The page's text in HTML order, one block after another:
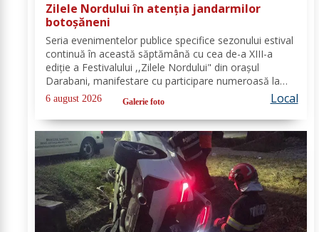
Zilele Nordului în atenția jandarmilor
botoșăneni
Seria evenimentelor publice specifice sezonului estival
continuă în această săptămână cu cea de-a XIII-a
ediție a Festivalului ,,Zilele Nordului" din orașul
Darabani, manifestare cu participare numeroasă la
care Inspectoratul de Jandarmi Județean Botoșani, în
cooperare cu partenerii instituționali,...
6 august 2026 Galerie foto Local